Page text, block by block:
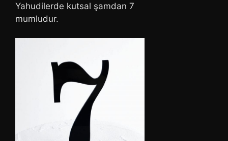
Yahudilerde kutsal şamdan 7
mumludur.